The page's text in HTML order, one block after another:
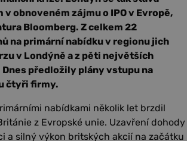
obnoveném zájmu o IPO v Evropě,
Bloomberg. Z celkem 22
na primární nabídku v regionu jich
v Londýně a z pěti největších
předložily plány vstupu na
čtyři firmy.
nabídkami několik let brzdil
z Evropské unie. Uzavření dohody
a silný výkon britských akcií na začátku